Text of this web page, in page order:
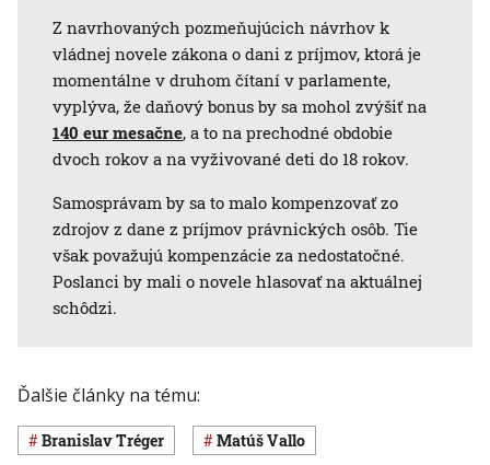
Z navrhovaných pozmeňujúcich návrhov k
vládnej novele zákona o dani z príjmov, ktorá je
momentálne v druhom čítaní v parlamente,
vyplýva, že daňový bonus by sa mohol zvýšiť na
140 eur mesačne, a to na prechodné obdobie
dvoch rokov a na vyživované deti do 18 rokov.
Samosprávam by sa to malo kompenzovať zo
zdrojov z dane z príjmov právnických osôb. Tie
však považujú kompenzácie za nedostatočné.
Poslanci by mali o novele hlasovať na aktuálnej
schôdzi.
Ďalšie články na tému:
Branislav Tréger Matúš Vallo